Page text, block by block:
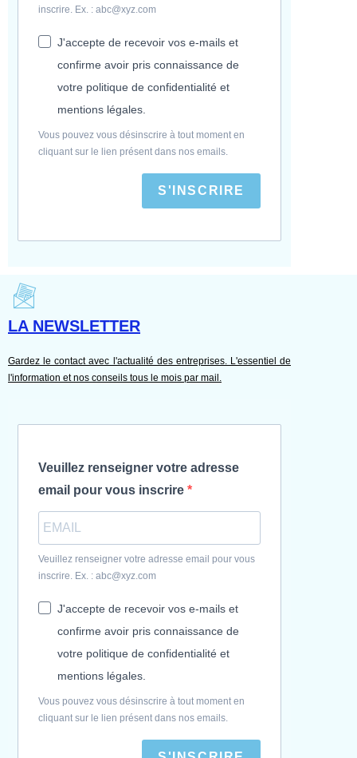
inscrire. Ex. : abc@xyz.com
J'accepte de recevoir vos e-mails et
confirme avoir pris connaissance de
votre politique de confidentialité et
mentions légales.
Vous pouvez vous désinscrire à tout moment en
cliquant sur le lien présent dans nos emails.
S'INSCRIRE
LA NEWSLETTER
Gardez le contact avec l'actualité des entreprises. L'essentiel de
l'information et nos conseils tous le mois par mail.
Veuillez renseigner votre adresse
email pour vous inscrire
Veuillez renseigner votre adresse email pour vous
inscrire. Ex. : abc@xyz.com
J'accepte de recevoir vos e-mails et
confirme avoir pris connaissance de
votre politique de confidentialité et
mentions légales.
Vous pouvez vous désinscrire à tout moment en
cliquant sur le lien présent dans nos emails.